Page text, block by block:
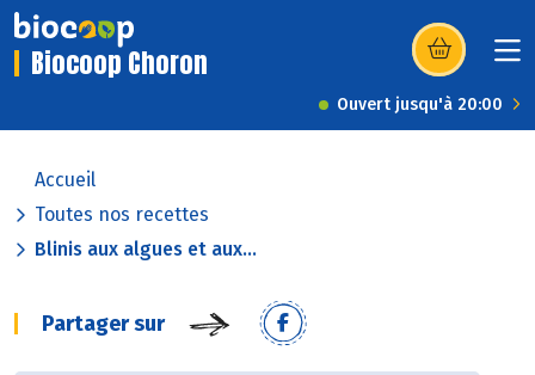
Biocoop Choron (s’ouvre dans
Ouvert jusqu'à 20:00
Accueil
Toutes nos recettes
Blinis aux algues et aux...
Partager sur